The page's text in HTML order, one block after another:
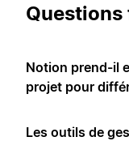
Notion prend-il
projet pour
Les outils de